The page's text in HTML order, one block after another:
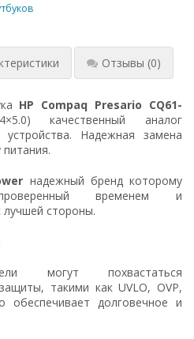
Отзывы (0)
HP Compaq Presario CQ61-
качественный аналог
устройства. Надежная замена
надежный бренд которому
временем и
стороны.
могут похвастаться
такими как UVLO, OVP,
обеспечивает долговечное и